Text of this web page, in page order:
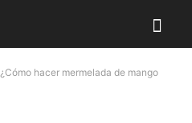
¿Cómo hacer mermelada de mango